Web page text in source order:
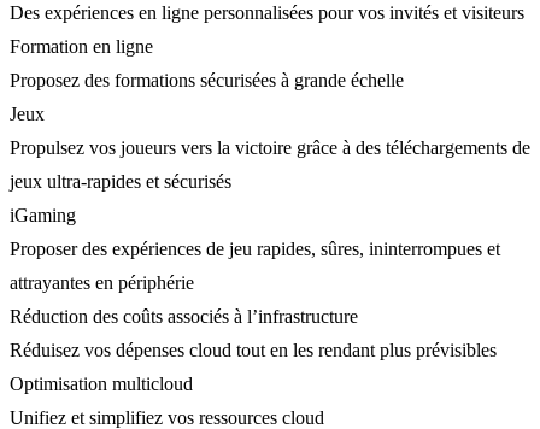
Des expériences en ligne personnalisées pour vos invités et visiteurs
Formation en ligne
Proposez des formations sécurisées à grande échelle
Jeux
Propulsez vos joueurs vers la victoire grâce à des téléchargements de
jeux ultra-rapides et sécurisés
iGaming
Proposer des expériences de jeu rapides, sûres, ininterrompues et
attrayantes en périphérie
Réduction des coûts associés à l’infrastructure
Réduisez vos dépenses cloud tout en les rendant plus prévisibles
Optimisation multicloud
Unifiez et simplifiez vos ressources cloud